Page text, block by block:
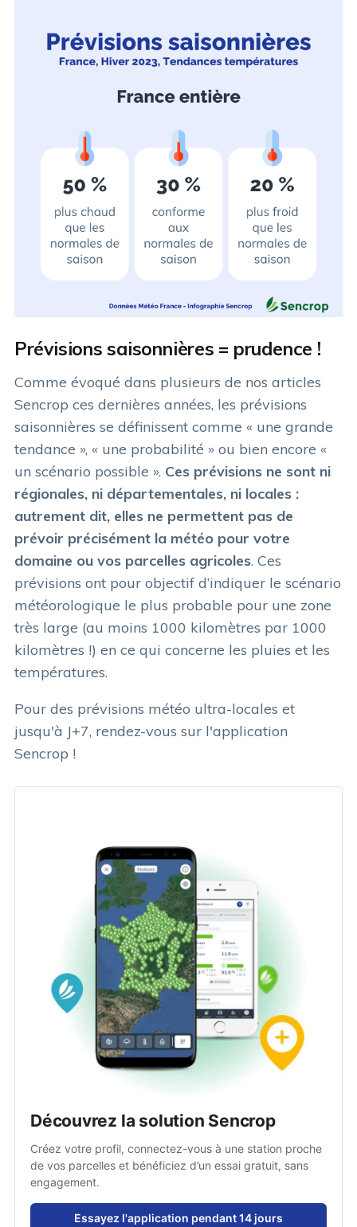
Prévisions saisonnières = prudence !
Comme évoqué dans plusieurs de nos articles
Sencrop ces dernières années, les prévisions
saisonnières se définissent comme « une grande
tendance », « une probabilité » ou bien encore «
un scénario possible ». Ces prévisions ne sont ni
régionales, ni départementales, ni locales :
autrement dit, elles ne permettent pas de
prévoir précisément la météo pour votre
domaine ou vos parcelles agricoles. Ces
prévisions ont pour objectif d’indiquer le scénario
météorologique le plus probable pour une zone
très large (au moins 1000 kilomètres par 1000
kilomètres !) en ce qui concerne les pluies et les
températures.
Pour des prévisions météo ultra-locales et
jusqu'à J+7, rendez-vous sur l'application
Sencrop !
Découvrez la solution Sencrop
Créez votre profil, connectez-vous à une station proche
de vos parcelles et bénéficiez d’un essai gratuit, sans
engagement.
Essayez l'application pendant 14 jours